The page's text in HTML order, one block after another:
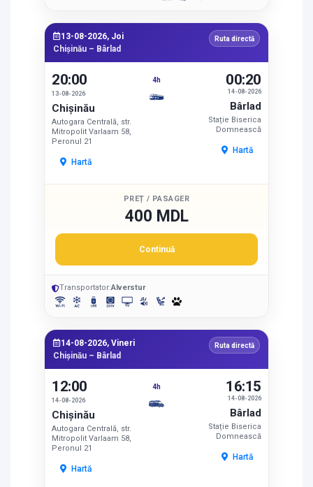
13-08-2026, Joi
Chișinău – Bârlad
Ruta directă
20:00
13-08-2026
Chișinău
Autogara Centrală, str.
Mitropolit Varlaam 58,
Peronul 21
Hartă
4h
14-08-2026
00:20
Bârlad
Stație Biserica
Domnească
Hartă
PREȚ / PASAGER
400 MDL
Continuă
Transportator:Alverstur
14-08-2026, Vineri
Chișinău – Bârlad
Ruta directă
12:00
14-08-2026
Chișinău
Autogara Centrală, str.
Mitropolit Varlaam 58,
Peronul 21
Hartă
4h
14-08-2026
16:15
Bârlad
Stație Biserica
Domnească
Hartă